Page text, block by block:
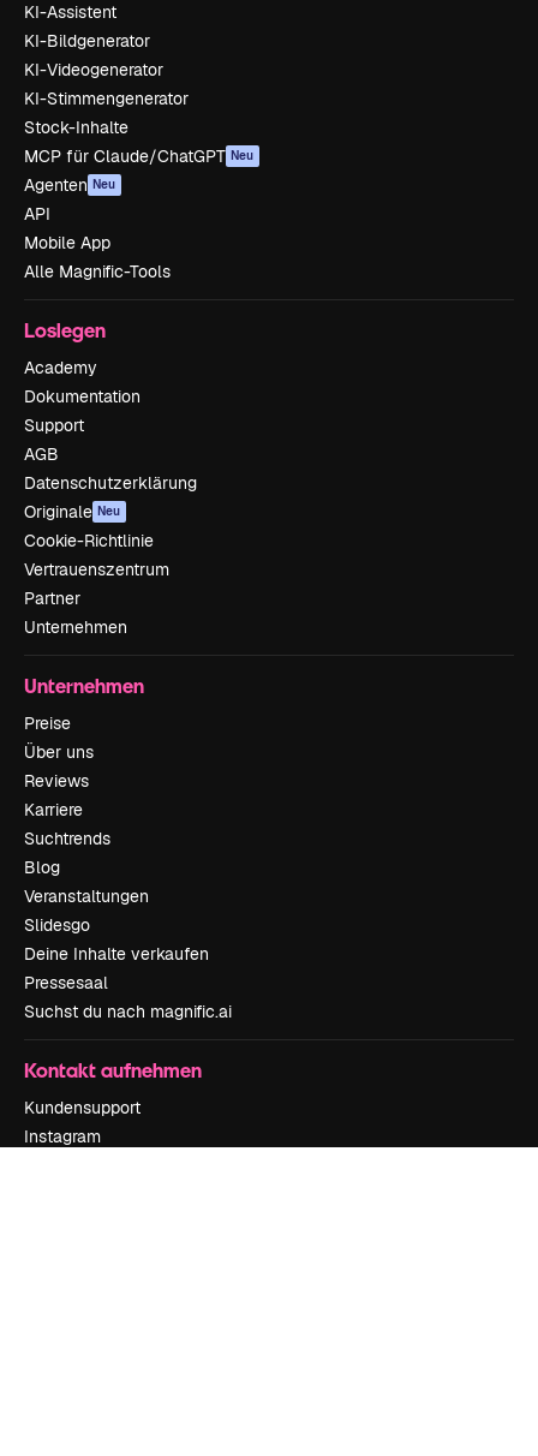
KI-Assistent
KI-Bildgenerator
KI-Videogenerator
KI-Stimmengenerator
Stock-Inhalte
MCP für Claude/ChatGPT Neu
Agenten Neu
API
Mobile App
Alle Magnific-Tools
Loslegen
Academy
Dokumentation
Support
AGB
Datenschutzerklärung
Originale Neu
Cookie-Richtlinie
Vertrauenszentrum
Partner
Unternehmen
Unternehmen
Preise
Über uns
Reviews
Karriere
Suchtrends
Blog
Veranstaltungen
Slidesgo
Deine Inhalte verkaufen
Pressesaal
Suchst du nach magnific.ai
Kontakt aufnehmen
Kundensupport
Instagram